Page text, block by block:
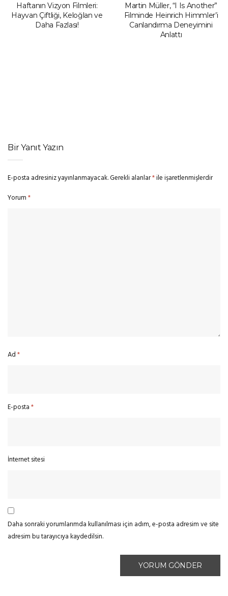
Haftanın Vizyon Filmleri:
Hayvan Çiftliği, Keloğlan ve
Daha Fazlası!
Martin Müller, “I Is Another”
Filminde Heinrich Himmler’i
Canlandırma Deneyimini
Anlattı
Bir Yanıt Yazın
E-posta adresiniz yayınlanmayacak.Gerekli alanlar*ile işaretlenmişlerdir
Yorum*
Ad*
E-posta*
İnternet sitesi
Daha sonraki yorumlarımda kullanılması için adım, e-posta adresim ve site
adresim bu tarayıcıya kaydedilsin.